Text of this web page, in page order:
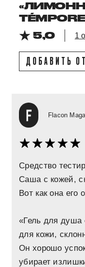
TÉMPORE
5,0
1
ДОБАВИТЬ
Flacon
Средство
Саша с кожей,
Вот как она его
«Гель для
для кожи,
Он хорошо
убирает